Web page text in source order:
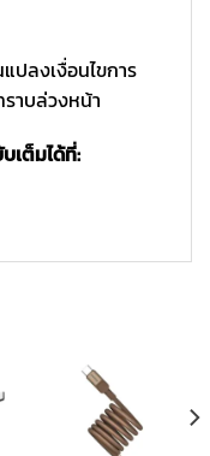
ปลงเงื่อนไขการ
าบล่วงหน้า
เต็มได้ที่: